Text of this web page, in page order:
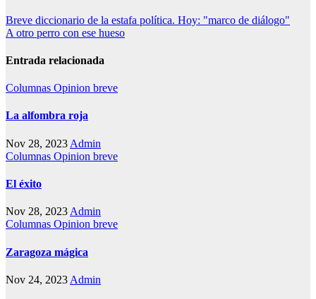
Breve diccionario de la estafa política. Hoy: "marco de diálogo"
A otro perro con ese hueso
Entrada relacionada
Columnas Opinion breve
La alfombra roja
Nov 28, 2023 Admin
Columnas Opinion breve
El éxito
Nov 28, 2023 Admin
Columnas Opinion breve
Zaragoza mágica
Nov 24, 2023 Admin